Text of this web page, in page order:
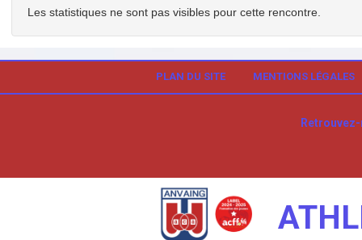
Les statistiques ne sont pas visibles pour cette rencontre.
PLAN DU SITE MENTIONS LÉGALES